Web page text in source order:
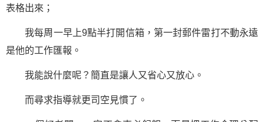
表格出來；
我每周一早上9點半打開信箱，第一封郵件雷打不動永遠
是他的工作匯報。
我能說什麼呢？簡直是讓人又省心又放心。
而尋求指導就更司空見慣了。